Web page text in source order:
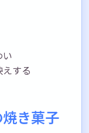
する
き菓子